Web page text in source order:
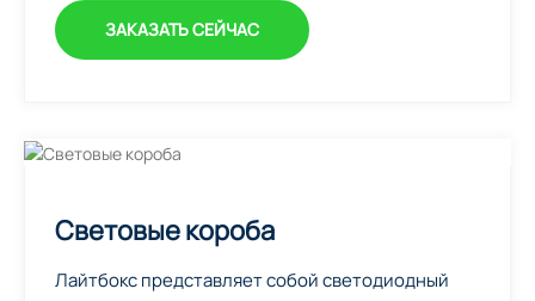
ЗАКАЗАТЬ СЕЙЧАС
Световые короба
Лайтбокс представляет собой светодиодный